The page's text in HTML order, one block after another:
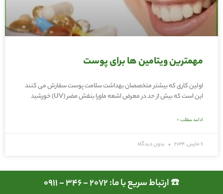
مهمترین ویتامین ها برای پوست
اولین کاری که بیشتر متخصصان بهداشت سلامت پوست سفارش می کنند
این است که بیش از حد در معرض اشعه ماورا بنفش مضر (UV) خورشید
ادامه مطلب »
6 مارس, 2024 بدون دیدگاه
☎️ ارتباط سریع با ما: 2072 - 346 - 0911